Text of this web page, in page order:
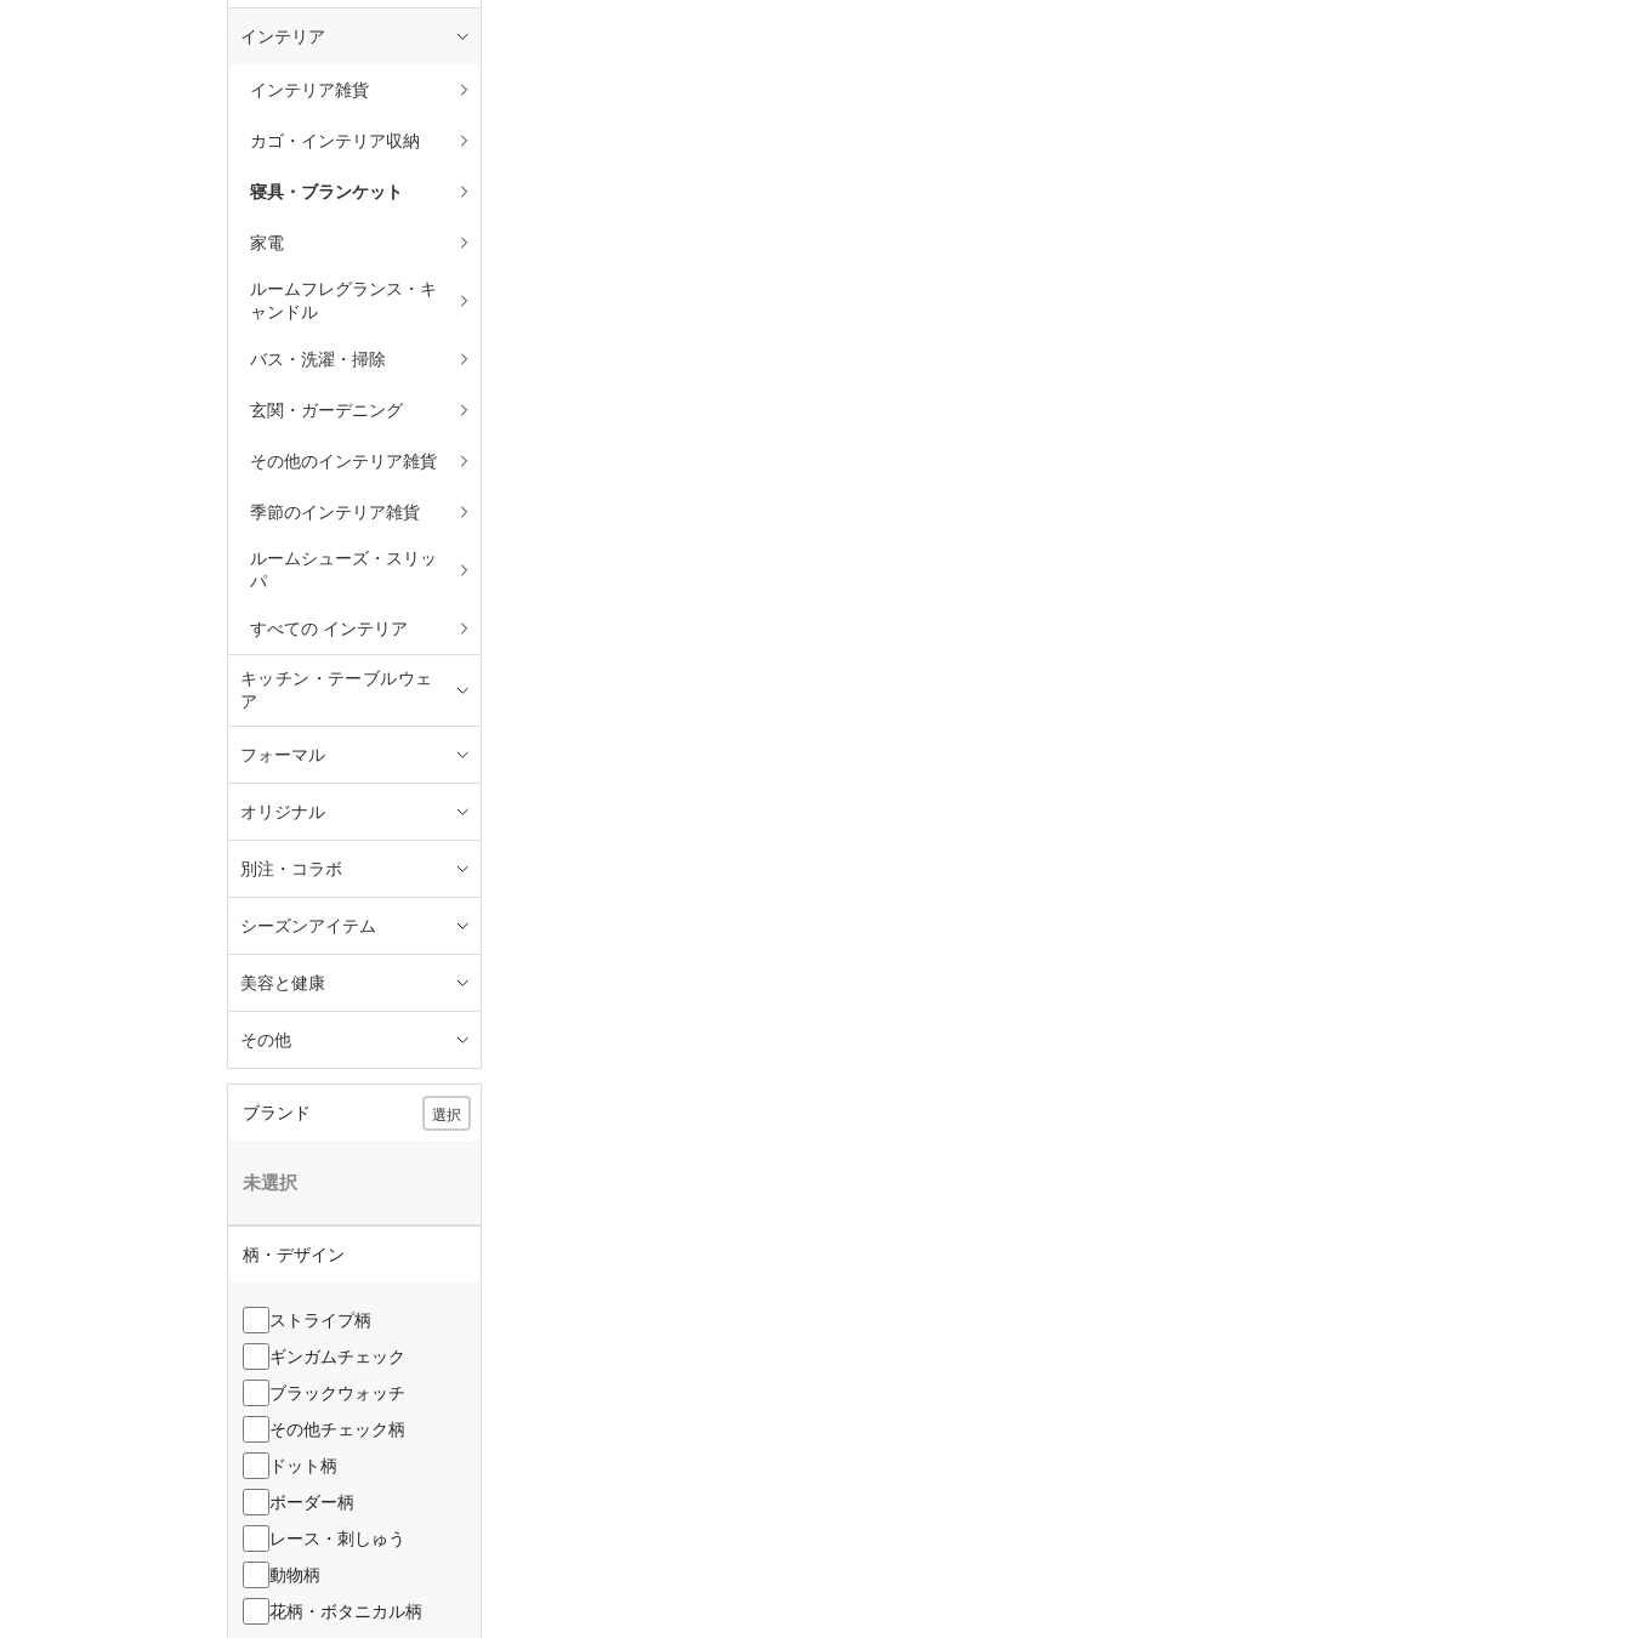
インテリア
インテリア雑貨
カゴ・インテリア収納
寝具・ブランケット
家電
ルームフレグランス・キ
ャンドル
バス・洗濯・掃除
玄関・ガーデニング
その他のインテリア雑貨
季節のインテリア雑貨
ルームシューズ・スリッ
パ
すべての インテリア
キッチン・テーブルウェ
ア
フォーマル
オリジナル
別注・コラボ
シーズンアイテム
美容と健康
その他
ブランド 選択
未選択
柄・デザイン
ストライプ柄
ギンガムチェック
ブラックウォッチ
その他チェック柄
ドット柄
ボーダー柄
レース・刺しゅう
動物柄
花柄・ボタニカル柄